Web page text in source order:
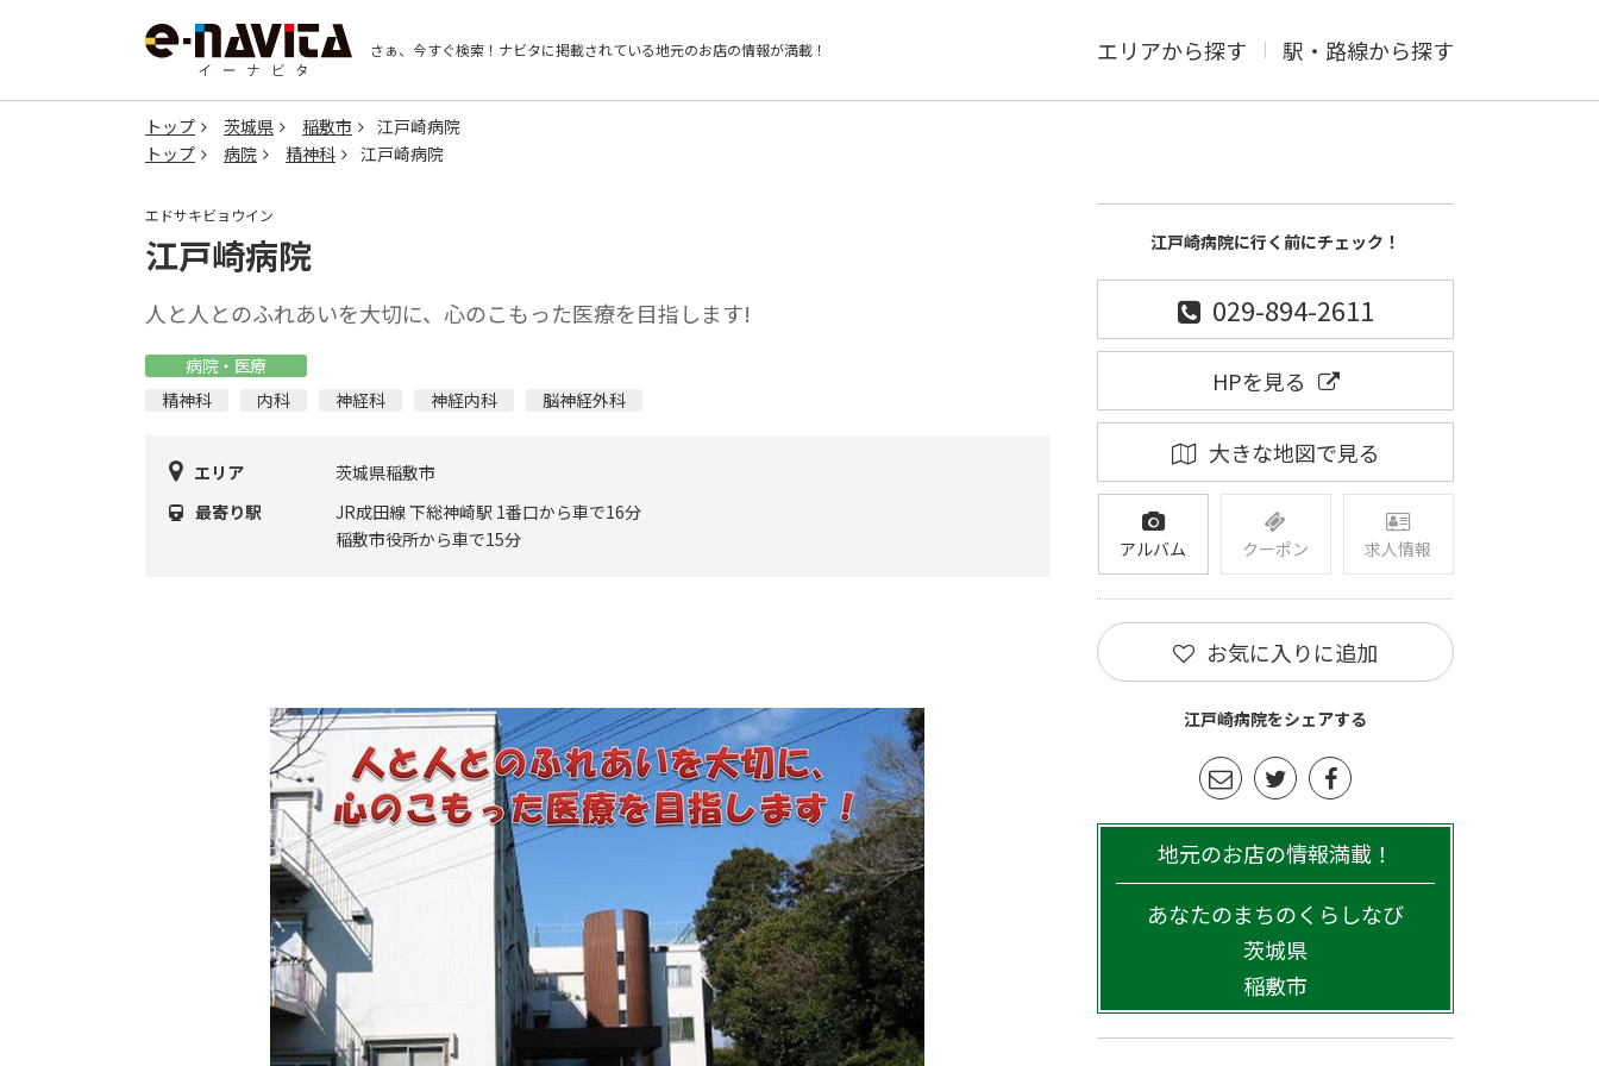
さぁ、今すぐ検索！ ナビタに掲載されている地元のお店の情報が満載！ エリアから探す 駅・路線から探す
トップ 茨城県 稲敷市
江戸崎病院
トップ
病院 精神科 江戸崎病院
エドサキビョウイン
江戸崎病院
人と人とのふれあいを大切に、心のこもった医療を目指します!
病院・医療
精神科
内科 神経科 神経内科 脳神経外科
エリア
茨城県稲敷市
最寄り駅
JR成田線 下総神崎駅 1番口から車で16分
稲敷市役所から車で15分
江戸崎病院に行く前にチェック！
029-894-2611
HPを見る
大きな地図で見る
アルバム クーポン 求人情報
お気に入りに追加
江戸崎病院をシェアする
地元のお店の情報満載！
あなたのまちのくらしなび
茨城県
稲敷市